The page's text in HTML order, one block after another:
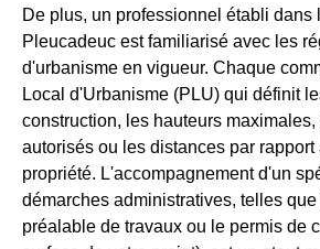
De plus, un professionnel établi dans
Pleucadeuc est familiarisé avec les
d'urbanisme en vigueur. Chaque
Local d'Urbanisme (PLU) qui définit
construction, les hauteurs
autorisés ou les distances par
propriété. L'accompagnement d'un
démarches administratives, telles
préalable de travaux ou le permis de